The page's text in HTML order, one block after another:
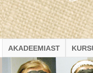
AKADEEMIAST